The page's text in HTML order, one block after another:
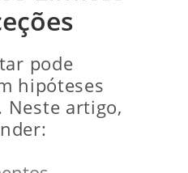
pode
hipóteses
Neste artigo,